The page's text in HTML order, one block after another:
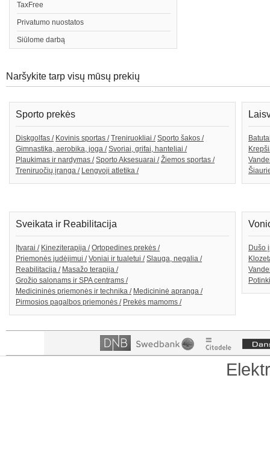
TaxFree
Privatumo nuostatos
Siūlome darbą
Naršykite tarp visų mūsų prekių
Sporto prekės
Diskgolfas / Kovinis sportas / Treniruokliai / Sporto šakos /
Gimnastika, aerobika, joga / Svoriai, grifai, hanteliai /
Plaukimas ir nardymas / Sporto Aksesuarai / Žiemos sportas /
Treniruočių įranga / Lengvoji atletika /
Sveikata ir Reabilitacija
Įtvarai / Kineziterapija / Ortopedines prekės /
Priemonės judėjimui / Voniai ir tualetui / Slauga, negalia /
Reabilitacija / Masažo terapija /
Grožio salonams ir SPA centrams /
Medicininės priemonės ir technika / Medicininė apranga /
Pirmosios pagalbos priemonės / Prekės mamoms /
Dušo